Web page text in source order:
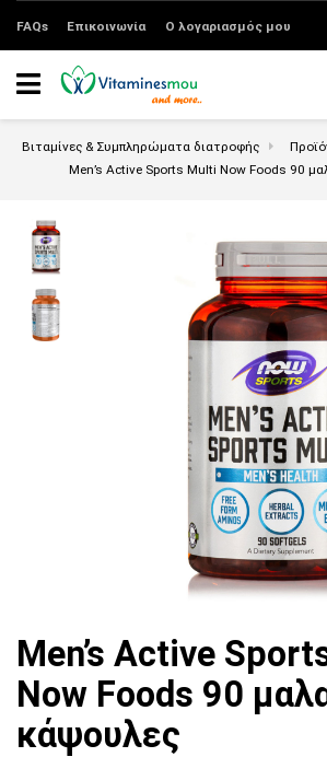
FAQs Επικοινωνία Ο λογαριασμός μου
Βιταμίνες & Συμπληρώματα διατροφής
Men’s Active Sports Multi Now Foods 90
Men’s Active
Now Foods 90
κάψουλες